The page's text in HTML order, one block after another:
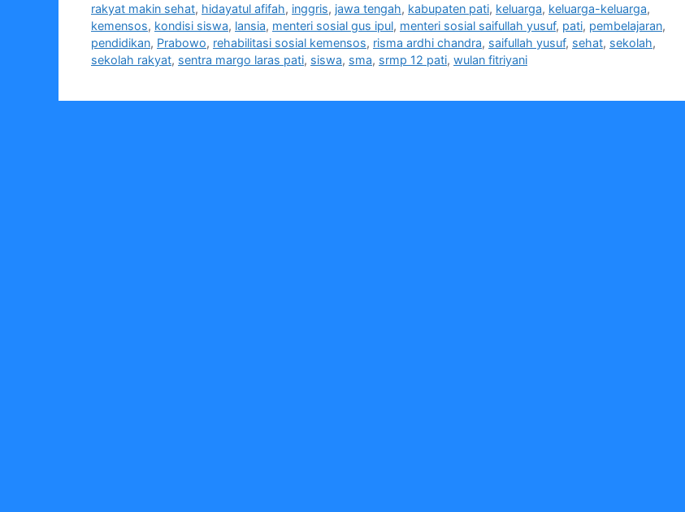
rakyat makin sehat, hidayatul afifah, inggris, jawa tengah, kabupaten pati, keluarga, keluarga-keluarga,
kemensos, kondisi siswa, lansia, menteri sosial gus ipul, menteri sosial saifullah yusuf, pati, pembelajaran,
pendidikan, Prabowo, rehabilitasi sosial kemensos, risma ardhi chandra, saifullah yusuf, sehat, sekolah,
sekolah rakyat, sentra margo laras pati, siswa, sma, srmp 12 pati, wulan fitriyani